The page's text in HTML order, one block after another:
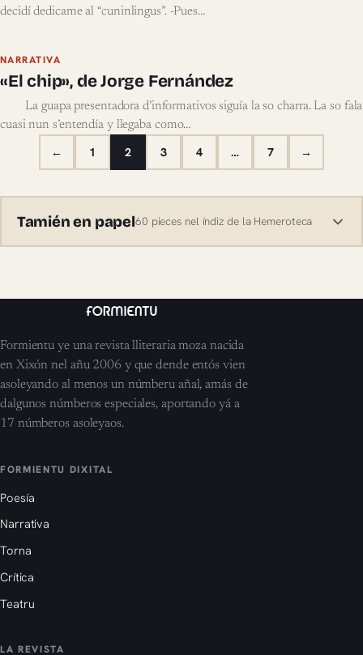
decidí dedicame al “cuninlingus”. -Pues…
NARRATIVA
«El chip», de Jorge Fernández
La guapa presentadora d’informativos siguía la so charra. La so fala
cuasi nun s’entendía y llegaba como…
← 1 2 3 4 … 7 →
Tamién en papel60 pieces nel índiz de la Hemeroteca
Formientu ye una revista lliteraria moza nacida
en Xixón nel añu 2006 y que dende entós vien
asoleyando al menos un númberu añal, amás de
dalgunos númberos especiales, aportando yá a
17 númberos asoleyaos.
FORMIENTU DIXITAL
Poesía
Narrativa
Torna
Crítica
Teatru
LA REVISTA